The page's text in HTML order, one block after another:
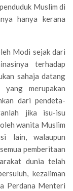
Muslim di
hanya kerana
Modi sejak dari
terhadap
sahaja datang
merupakan
dari pendeta-
jika isu-isu
wanita Muslim
lain, walaupun
pemberitaan
dunia telah
kezaliman
Perdana Menteri